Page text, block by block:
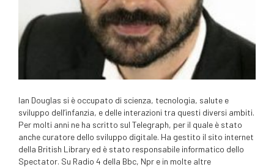
Ian Douglas si è occupato di scienza, tecnologia, salute e
sviluppo dell’infanzia, e delle interazioni tra questi diversi ambiti.
Per molti anni ne ha scritto sul Telegraph, per il quale è stato
anche curatore dello sviluppo digitale. Ha gestito il sito internet
della British Library ed è stato responsabile informatico dello
Spectator. Su Radio 4 della Bbc, Npr e in molte altre